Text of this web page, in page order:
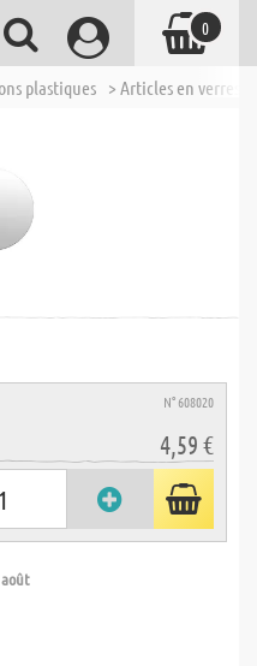
plastiques > Articles en verres
N° 608020
4,59 €
0